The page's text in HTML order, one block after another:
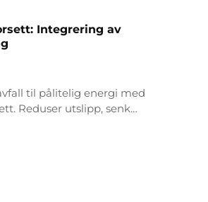
Integrering av
til pålitelig energi med
Reduser utslipp, senk